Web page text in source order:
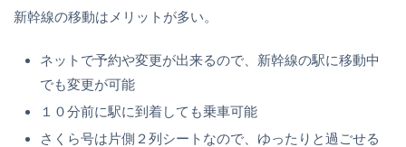
新幹線の移動はメリットが多い。
ネットで予約や変更が出来るので、新幹線の駅に移動中
でも変更が可能
１０分前に駅に到着しても乗車可能
さくら号は片側２列シートなので、ゆったりと過ごせる